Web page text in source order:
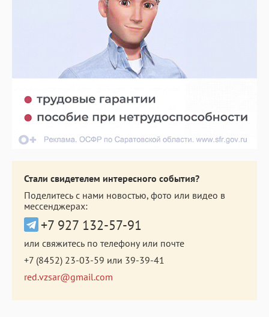
Стали свидетелем интересного события?
Поделитесь с нами новостью, фото или видео в
мессенджерах:
+7 927 132-57-91
или свяжитесь по телефону или почте
+7 (8452) 23-03-59 или 39-39-41
red.vzsar@gmail.com